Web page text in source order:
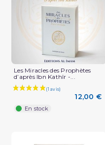
Les Miracles des Prophètes
d’après Ibn Kathîr -...
12,00 €
En stock